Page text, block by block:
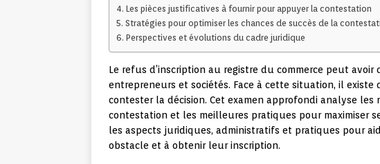
Les pièces justificatives à fournir pour appuyer la contestation
Stratégies pour optimiser les chances de succès de la
Perspectives et évolutions du cadre juridique
Le refus d’inscription au registre du commerce peut avoir
entrepreneurs et sociétés. Face à cette situation, il existe
contester la décision. Cet examen approfondi analyse
contestation et les meilleures pratiques pour maximiser
les aspects juridiques, administratifs et pratiques pour
obstacle et à obtenir leur inscription.